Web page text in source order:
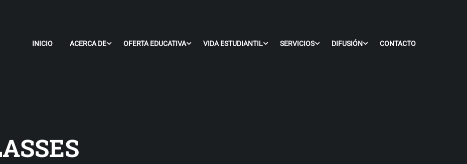
INICIO ACERCA DE OFERTA EDUCATIVA VIDA ESTUDIANTIL SERVICIOS DIFUSIÓN CONTACTO